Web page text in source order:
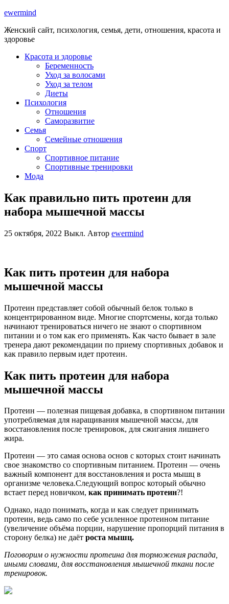
ewermind
Женский сайт, психология, семья, дети, отношения, красота и
здоровье
Красота и здоровье
Беременность
Уход за волосами
Уход за телом
Диеты
Психология
Отношения
Саморазвитие
Семья
Семейные отношения
Спорт
Спортивное питание
Спортивные тренировки
Мода
Как правильно пить протеин для
набора мышечной массы
25 октября, 2022 Выкл. Автор ewermind
Как пить протеин для набора
мышечной массы
Протеин представляет собой обычный белок только в
концентрированном виде. Многие спортсмены, когда только
начинают тренироваться ничего не знают о спортивном
питании и о том как его применять. Как часто бывает в зале
тренера дают рекомендации по приему спортивных добавок и
как правило первым идет протеин.
Как пить протеин для набора
мышечной массы
Протеин — полезная пищевая добавка, в спортивном питании
употребляемая для наращивания мышечной массы, для
восстановления после тренировок, для сжигания лишнего
жира.
Протеин — это самая основа основ с которых стоит начинать
свое знакомство со спортивным питанием. Протеин — очень
важный компонент для восстановления и роста мышц в
организме человека.Следующий вопрос который обычно
встает перед новичком, как принимать протеин?!
Однако, надо понимать, когда и как следует принимать
протеин, ведь само по себе усиленное протеином питание
(увеличение объёма порции, нарушение пропорций питания в
сторону белка) не даёт роста мышц.
Поговорим о нужности протеина для торможения распада,
иными словами, для восстановления мышечной ткани после
тренировок.